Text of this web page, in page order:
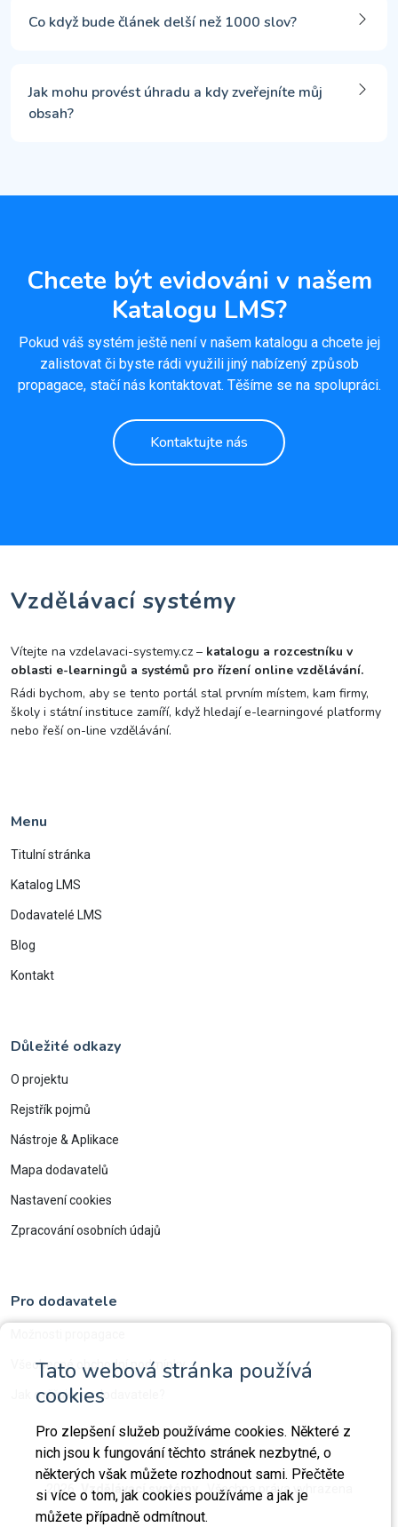
Tato webová stránka používá
cookies
Pro zlepšení služeb používáme cookies. Některé z
nich jsou k fungování těchto stránek nezbytné, o
některých však můžete rozhodnout sami. Přečtěte
si více o tom, jak cookies používáme a jak je
můžete případně odmítnout.
Co když bude článek delší než 1000 slov?
Jak mohu provést úhradu a kdy zveřejníte můj
obsah?
Chcete být evidováni v našem
Katalogu LMS?
Pokud váš systém ještě není v našem katalogu a chcete jej
zalistovat či byste rádi využili jiný nabízený způsob
propagace, stačí nás kontaktovat. Těšíme se na spolupráci.
Kontaktujte nás
Vzdělávací systémy
Vítejte na vzdelavaci-systemy.cz – katalogu a rozcestníku v
oblasti e-learningů a systémů pro řízení online vzdělávání.
Rádi bychom, aby se tento portál stal prvním místem, kam firmy,
školy i státní instituce zamíří, když hledají e-learningové platformy
nebo řeší on-line vzdělávání.
Menu
Titulní stránka
Katalog LMS
Dodavatelé LMS
Blog
Kontakt
Důležité odkazy
O projektu
Rejstřík pojmů
Nástroje & Aplikace
Mapa dodavatelů
Nastavení cookies
Zpracování osobních údajů
Pro dodavatele
Všeobecné obchodní podmínky
Jak ověřujeme dodavatele?
2026 Vzdělávací systémy. Všechna práva vyhrazena